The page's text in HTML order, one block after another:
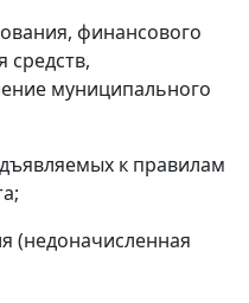
финансового
средств,
муниципального
к правилам
(недоначисленная